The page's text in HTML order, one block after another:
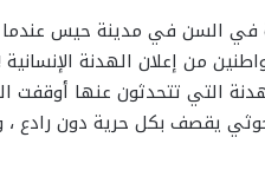
في السن في مدينة حيس
من إعلان الهدنة
التي تتحدثون عنها أوقفت
يقصف بكل حرية دون رادع ،